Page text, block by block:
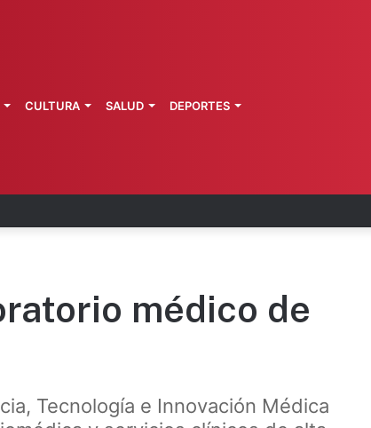
julio, la más baja en 6 años
CULTURA SALUD DEPORTES
médico de
Tecnología e Innovación Médica